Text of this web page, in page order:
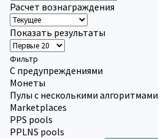
Расчет вознаграждения
Показать результаты
Фильтр
С предупреждениями
Монеты
Пулы с несколькими алгоритмами
Marketplaces
PPS pools
PPLNS pools